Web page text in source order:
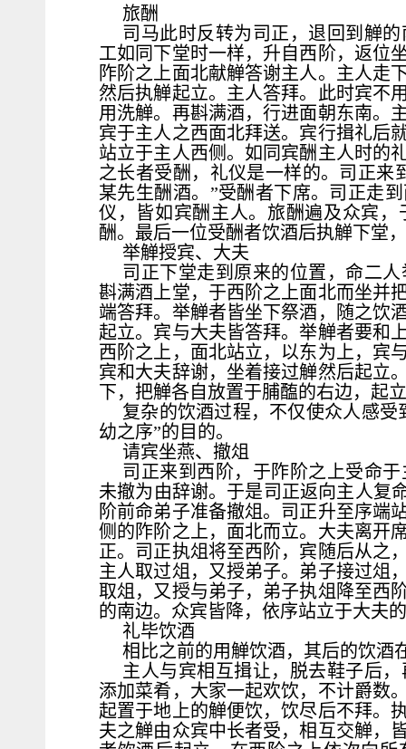
旅酬
司马此时反转为司正，退回到觯
工如同下堂时一样，升自西阶，返位
阼阶之上面北献觯答谢主人。主人走
然后执觯起立。主人答拜。此时宾不
用洗觯。再斟满酒，行进面朝东南。
宾于主人之西面北拜送。宾行揖礼后
站立于主人西侧。如同宾酬主人时的
之长者受酬，礼仪是一样的。司正来
某先生酬酒。”受酬者下席。司正走
仪，皆如宾酬主人。旅酬遍及众宾
酬。最后一位受酬者饮酒后执觯下堂
举觯授宾、大夫
司正下堂走到原来的位置，命二
斟满酒上堂，于西阶之上面北而坐并
端答拜。举觯者皆坐下祭酒，随之饮
起立。宾与大夫皆答拜。举觯者要和
西阶之上，面北站立，以东为上，宾
宾和大夫辞谢，坐着接过觯然后起立
下，把觯各自放置于脯醢的右边，起
复杂的饮酒过程，不仅使众人感
幼之序”的目的。
请宾坐燕、撤俎
司正来到西阶，于阼阶之上受命
未撤为由辞谢。于是司正返向主人复
阶前命弟子准备撤俎。司正升至序端
侧的阼阶之上，面北而立。大夫离开
正。司正执俎将至西阶，宾随后从之
主人取过俎，又授弟子。弟子接过俎
取俎，又授与弟子，弟子执俎降至西
的南边。众宾皆降，依序站立于大夫
礼毕饮酒
相比之前的用觯饮酒，其后的饮酒
主人与宾相互揖让，脱去鞋子后
添加菜肴，大家一起欢饮，不计爵数
起置于地上的觯便饮，饮尽后不拜。
夫之觯由众宾中长者受，相互交觯，